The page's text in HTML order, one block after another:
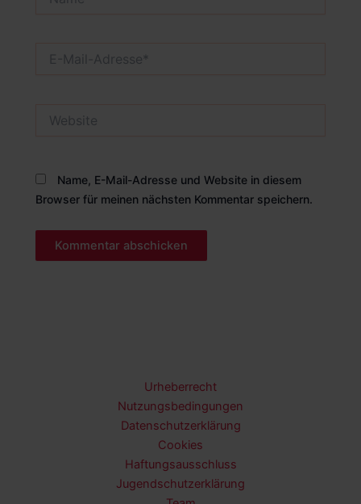
Mail-
Name, E-Mail-Adresse und Website in diesem
Browser für meinen nächsten Kommentar speichern.
Urheberrecht
Nutzungsbedingungen
Datenschutzerklärung
Cookies
Haftungsausschluss
Jugendschutzerklärung